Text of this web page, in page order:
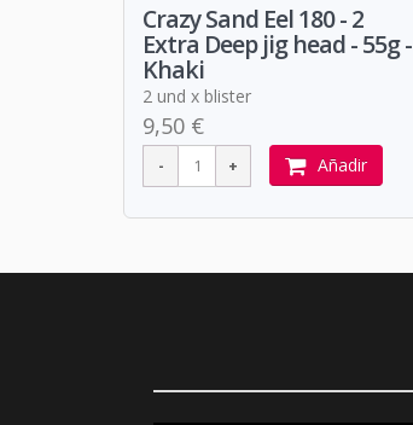
Crazy Sand Eel 180 - 2
Extra Deep jig head - 55g -
Khaki
2 und x blister
9,50 €
Añadir